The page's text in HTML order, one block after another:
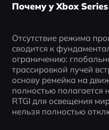
Почему у Xbox
Отсутствие режима
сводится к
ограничению:
трассировкой лучей
основу ремейка на
полностью полагается
RTGI для освещения
нельзя полностью